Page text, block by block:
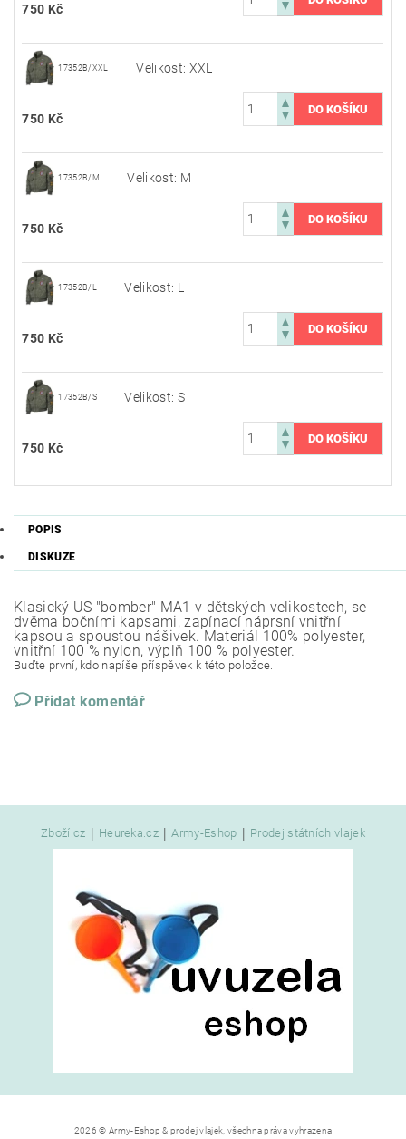
750 Kč
17352B/XXL Velikost: XXL
750 Kč
17352B/M Velikost: M
750 Kč
17352B/L Velikost: L
750 Kč
17352B/S Velikost: S
750 Kč
POPIS
DISKUZE
Klasický US "bomber" MA1 v dětských velikostech, se
dvěma bočními kapsami, zapínací náprsní vnitřní
kapsou a spoustou nášivek. Materiál 100% polyester,
vnitřní 100 % nylon, výplň 100 % polyester.
Buďte první, kdo napíše příspěvek k této položce.
Přidat komentář
Zboží.cz | Heureka.cz | Army-Eshop | Prodej státních vlajek
2026 © Army-Eshop & prodej vlajek, všechna práva vyhrazena